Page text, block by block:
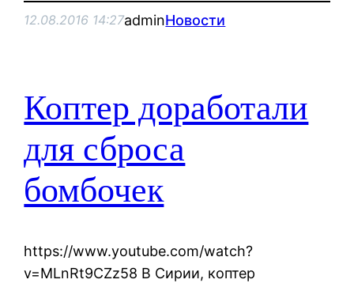
12.08.2016 14:27adminНовости
Коптер доработали
для сброса
бомбочек
https://www.youtube.com/watch?
v=MLnRt9CZz58 В Сирии, коптер